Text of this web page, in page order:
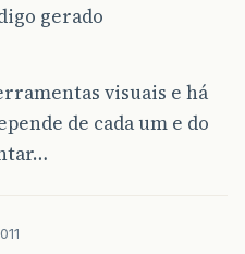
gerado
visuais e há
de cada um e do